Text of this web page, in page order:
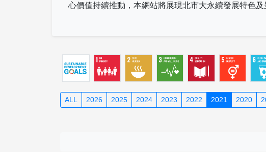
心價值持續推動，本網站將展現北市大永續發展特色及
ALL 2026 2025 2024 2023 2022 2021 2020